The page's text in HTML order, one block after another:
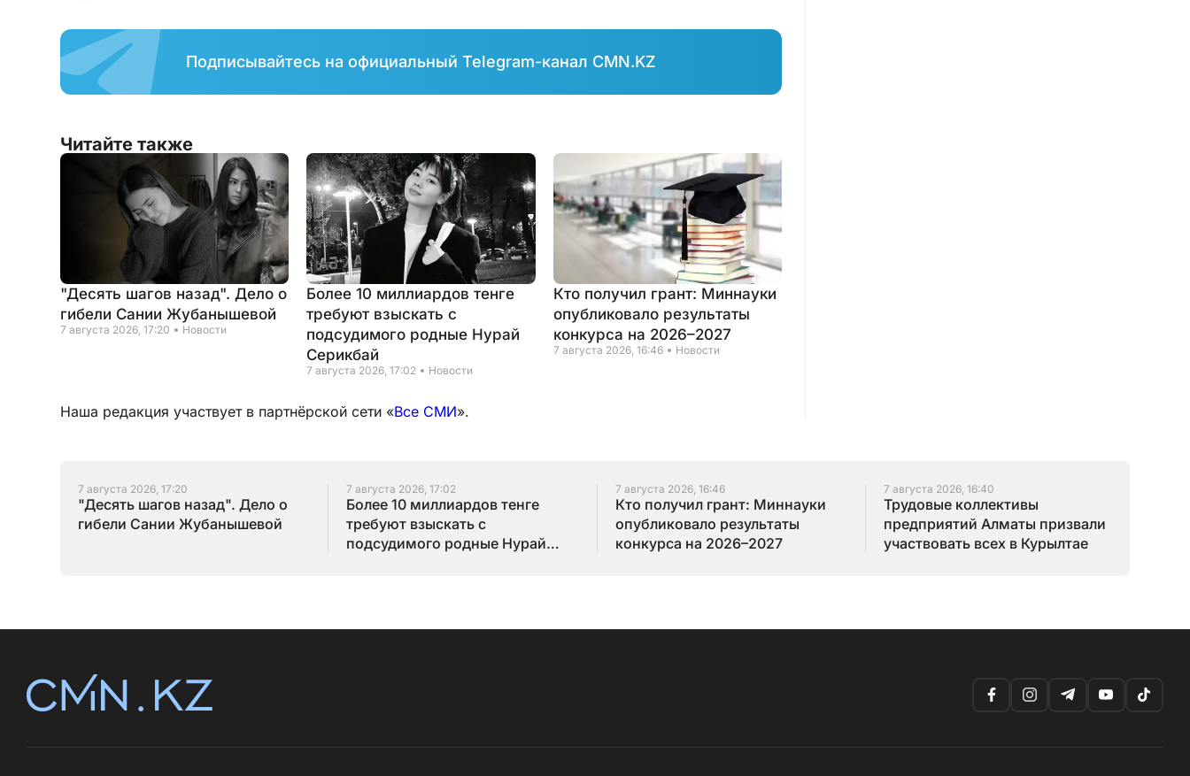
Подписывайтесь на официальный Telegram-канал CMN.KZ
Читайте также
"Десять шагов назад". Дело о
гибели Сании Жубанышевой
7 августа 2026, 17:20 Новости
Более 10 миллиардов тенге
требуют взыскать с
подсудимого родные Нурай
Серикбай
7 августа 2026, 17:02 Новости
Кто получил грант: Миннауки
опубликовало результаты
конкурса на 2026–2027
7 августа 2026, 16:46 Новости
Наша редакция участвует в партнёрской сети «Все СМИ».
7 августа 2026, 17:20
"Десять шагов назад". Дело о
гибели Сании Жубанышевой
7 августа 2026, 17:02
Более 10 миллиардов тенге
требуют взыскать с
подсудимого родные Нурай
7 августа 2026, 16:46
Кто получил грант: Миннауки
опубликовало результаты
конкурса на 2026–2027
7 августа 2026, 16:40
Трудовые коллективы
предприятий Алматы призвали
участвовать всех в Курылтае